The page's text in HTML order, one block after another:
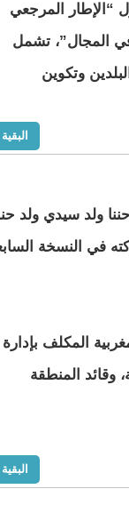
“الإطار المرجعي
المجال”، تشمل
وتكوين
البقية
ولد سيدي ولد
في النسخة
المكلف بإدارة
وقائد المنطقة
البقية